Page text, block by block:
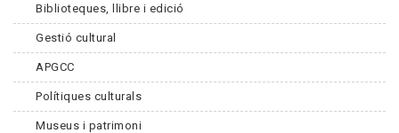
Biblioteques, llibre i edició
Gestió cultural
APGCC
Polítiques culturals
Museus i patrimoni